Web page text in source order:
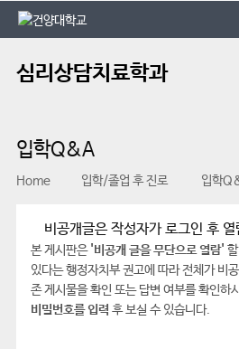
본문 바로가기
대메뉴 바로가기
심리상담치료학과
입학Q&A
Home 입학/졸업 후 진로 입학
비공개글은 작성자가 로그인 후
본 게시판은'비공개 글을 무단으로 열람'
있다는 행정자치부 권고에 따라 전체가 비
존 게시물을 확인 또는 답변 여부를 확인하
비밀번호를 입력 후 보실 수 있습니다.